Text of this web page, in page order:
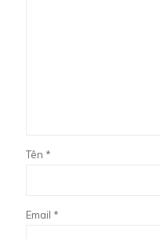
Tên *
Email *